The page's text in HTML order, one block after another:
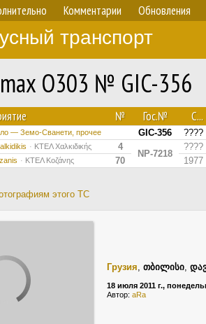
Комментарии Обновления
транспорт
O303 № GIC-356
№ Гос.№ С...
— Земо-Сванети, прочее GIC-356 ????
ΚΤΕΛ Χαλκιδικής 4
NP-7218
????
ΚΤΕΛ Κοζάνης 70 1977
этого ТС
Грузия, თბილისი,
18 июля 2011 г.,
Автор: aRa